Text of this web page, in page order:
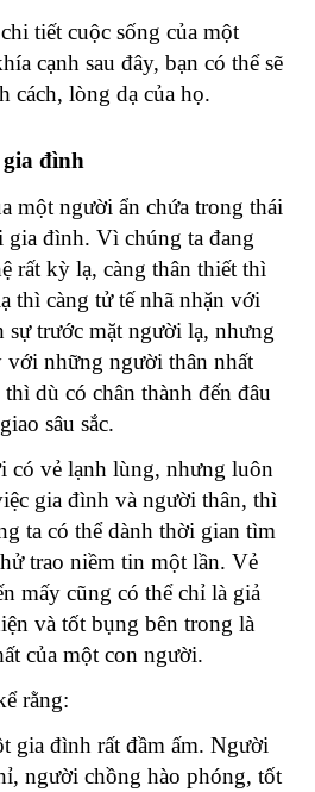
tiết cuộc sống của một
cạnh sau đây, bạn có thể sẽ
cách, lòng dạ của họ.
đình
một người ẩn chứa trong thái
gia đình. Vì chúng ta đang
rất kỳ lạ, càng thân thiết thì
thì càng tử tế nhã nhặn với
trước mặt người lạ, nhưng
những người thân nhất
dù có chân thành đến đâu
sâu sắc.
có vẻ lạnh lùng, nhưng luôn
gia đình và người thân, thì
ta có thể dành thời gian tìm
trao niềm tin một lần. Vẻ
mấy cũng có thể chỉ là giả
và tốt bụng bên trong là
của một con người.
rằng:
gia đình rất đầm ấm. Người
người chồng hào phóng, tốt